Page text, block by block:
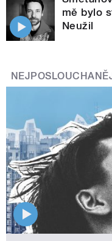
mě bylo
Neužil